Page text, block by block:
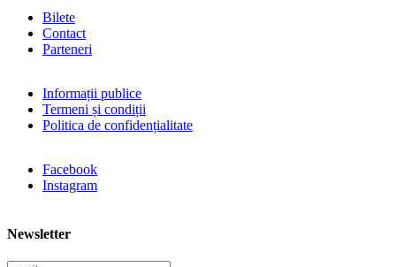
Bilete
Contact
Parteneri
Informații publice
Termeni și condiții
Politica de confidențialitate
Facebook
Instagram
Newsletter